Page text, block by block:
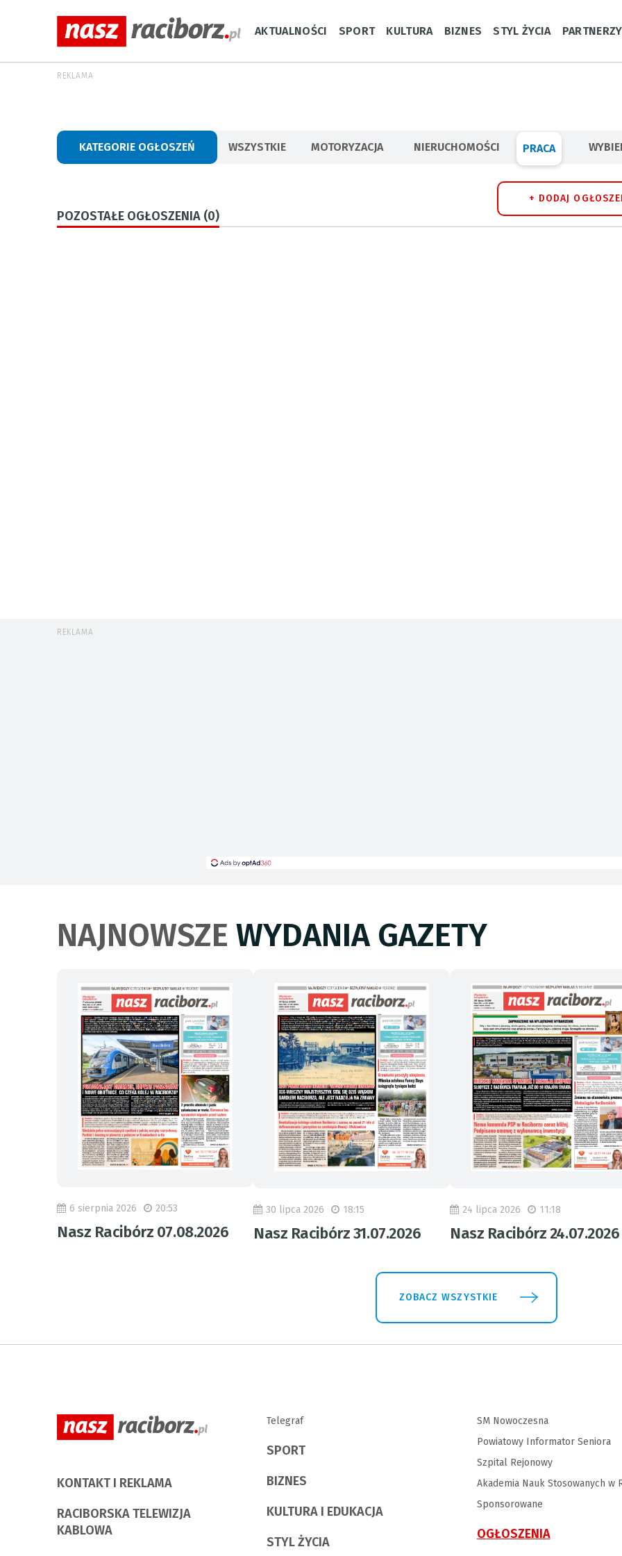
AKTUALNOŚCI SPORT KULTURA BIZNES STYL ŻYCIA PARTNERZY
REKLAMA
KATEGORIE OGŁOSZEŃ WSZYSTKIE MOTORYZACJA NIERUCHOMOŚCI PRACA
+ DODAJ
POZOSTAŁE OGŁOSZENIA (0)
REKLAMA
NAJNOWSZE WYDANIA GAZETY
6 sierpnia 2026 20:53
Nasz Racibórz 07.08.2026
30 lipca 2026 18:15
Nasz Racibórz 31.07.2026
24 lipca 2026 11:18
Nasz Racibórz 24.07.2026
ZOBACZ WSZYSTKIE
KONTAKT I REKLAMA
RACIBORSKA TELEWIZJA
KABLOWA
Telegraf
SPORT
BIZNES
KULTURA I EDUKACJA
STYL ŻYCIA
SM Nowoczesna
Powiatowy Informator Seniora
Szpital Rejonowy
Akademia Nauk Stosowanych w
Sponsorowane
OGŁOSZENIA